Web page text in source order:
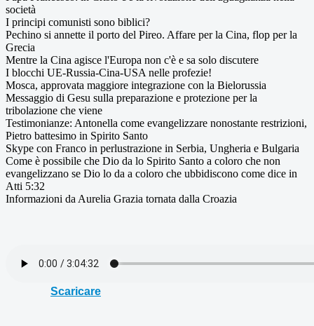
società
I principi comunisti sono biblici?
Pechino si annette il porto del Pireo. Affare per la Cina, flop per la
Grecia
Mentre la Cina agisce l'Europa non c'è e sa solo discutere
I blocchi UE-Russia-Cina-USA nelle profezie!
Mosca, approvata maggiore integrazione con la Bielorussia
Messaggio di Gesu sulla preparazione e protezione per la
tribolazione che viene
Testimonianze: Antonella come evangelizzare nonostante restrizioni,
Pietro battesimo in Spirito Santo
Skype con Franco in perlustrazione in Serbia, Ungheria e Bulgaria
Come è possibile che Dio da lo Spirito Santo a coloro che non
evangelizzano se Dio lo da a coloro che ubbidiscono come dice in
Atti 5:32
Informazioni da Aurelia Grazia tornata dalla Croazia
Scaricare